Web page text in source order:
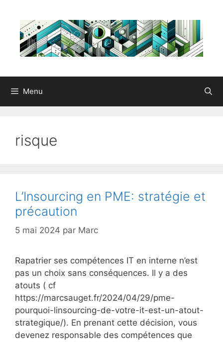
contenu
Menu
risque
L’Insourcing en PME: stratégie et
précaution
5 mai 2024 par Marc
Rapatrier ses compétences IT en interne n’est
pas un choix sans conséquences. Il y a des
atouts ( cf
https://marcsauget.fr/2024/04/29/pme-
pourquoi-linsourcing-de-votre-it-est-un-atout-
strategique/). En prenant cette décision, vous
devenez responsable des compétences que